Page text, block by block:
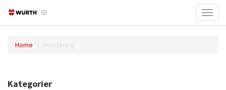
Home montering
Kategorier